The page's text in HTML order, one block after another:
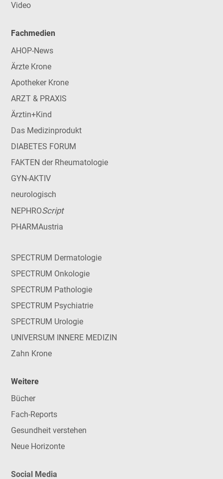
Video
Fachmedien
AHOP-News
Ärzte Krone
Apotheker Krone
ARZT & PRAXIS
Ärztin+Kind
Das Medizinprodukt
DIABETES FORUM
FAKTEN der Rheumatologie
GYN-AKTIV
neurologisch
NEPHROScript
PHARMAustria
SPECTRUM Dermatologie
SPECTRUM Onkologie
SPECTRUM Pathologie
SPECTRUM Psychiatrie
SPECTRUM Urologie
UNIVERSUM INNERE MEDIZIN
Zahn Krone
Weitere
Bücher
Fach-Reports
Gesundheit verstehen
Neue Horizonte
Social Media